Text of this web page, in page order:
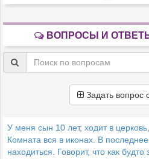
ВОПРОСЫ И
Задать вопрос
У меня сын 10 лет, ходит в
Комната вся в иконах. В
находиться. Говорит, что как